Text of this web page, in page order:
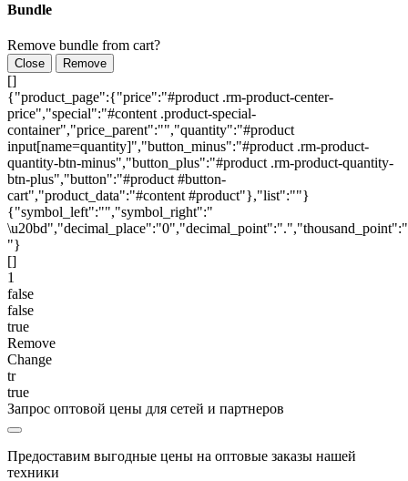
Bundle
Remove bundle from cart?
Close Remove
[]
{"product_page":{"price":"#product .rm-product-center-
price","special":"#content .product-special-
container","price_parent":"","quantity":"#product
input[name=quantity]","button_minus":"#product .rm-product-
quantity-btn-minus","button_plus":"#product .rm-product-quantity-
btn-plus","button":"#product #button-
cart","product_data":"#content #product"},"list":""}
{"symbol_left":"","symbol_right":"
\u20bd","decimal_place":"0","decimal_point":".","thousand_point":"
"}
[]
1
false
false
true
Remove
Change
tr
true
Запрос оптовой цены для сетей и партнеров
Предоставим выгодные цены на оптовые заказы нашей
техники